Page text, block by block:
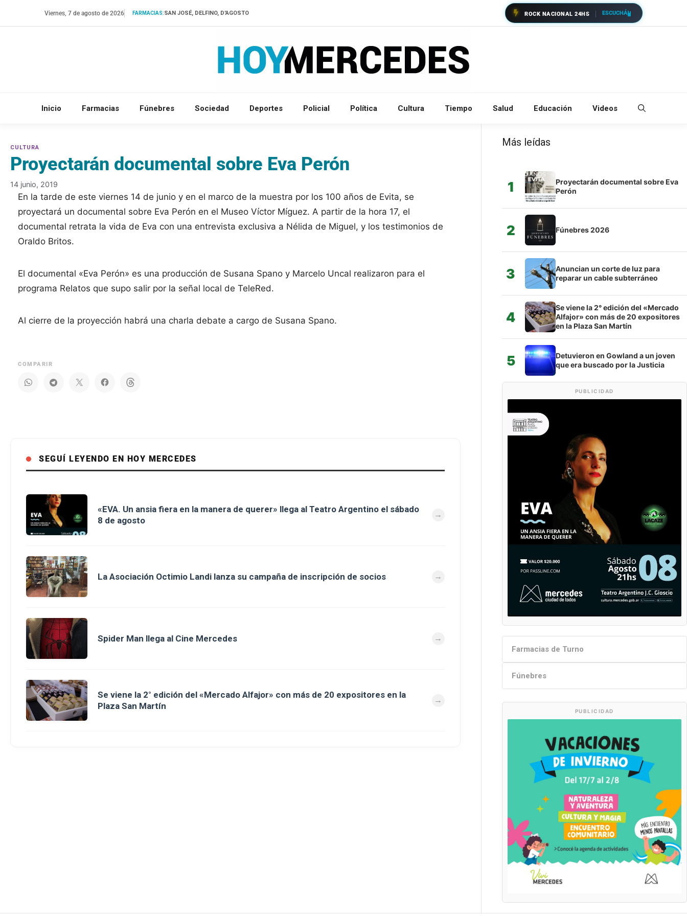
Viernes, 7 de agosto de 2026 FARMACIAS:SAN JOSÉ, DELFINO, D'AGOSTO ROCK NACIONAL 24HS ESCUCHÁ
Inicio Farmacias Fúnebres Sociedad Deportes Policial Política Cultura Tiempo Salud Educación Videos
Proyectarán documental sobre Eva Perón
14 junio, 2019
En la tarde de este viernes 14 de junio y en el marco de la muestra por los 100 años de Evita, se
proyectará un documental sobre Eva Perón en el Museo Víctor Míguez. A partir de la hora 17, el
documental retrata la vida de Eva con una entrevista exclusiva a Nélida de Miguel, y los testimonios de
Oraldo Britos.
El documental «Eva Perón» es una producción de Susana Spano y Marcelo Uncal realizaron para el
programa Relatos que supo salir por la señal local de TeleRed.
Al cierre de la proyección habrá una charla debate a cargo de Susana Spano.
COMPARIR
SEGUÍ LEYENDO EN HOY MERCEDES
«EVA. Un ansia fiera en la manera de querer» llega al Teatro Argentino el sábado
8 de agosto
La Asociación Octimio Landi lanza su campaña de inscripción de socios
Spider Man llega al Cine Mercedes
Se viene la 2° edición del «Mercado Alfajor» con más de 20 expositores en la
Plaza San Martín
Más leídas
1
Proyectarán documental sobre Eva
Perón
2 Fúnebres 2026
3
Anuncian un corte de luz para
reparar un cable subterráneo
4
Se viene la 2° edición del «Mercado
Alfajor» con más de 20 expositores
en la Plaza San Martín
5
Detuvieron en Gowland a un joven
que era buscado por la Justicia
PUBLICIDAD
Farmacias de Turno
Fúnebres
PUBLICIDAD